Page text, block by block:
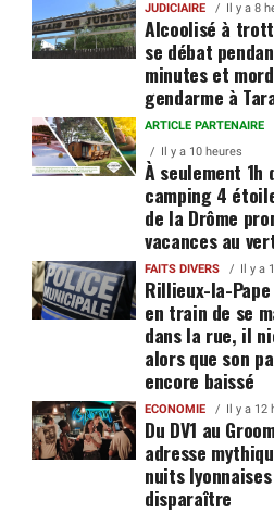
JUDICIAIRE Il y a 8
Alcoolisé à
se débat
minutes et
gendarme à
ARTICLE PARTENAIRE
Il y a 10 heures
À seulement 1h
camping 4
de la Drôme
vacances au
FAITS DIVERS Il y a
Rillieux-la-
en train de se
dans la rue, il
alors que son
encore baissé
ECONOMIE Il y a 12
Du DV1 au
adresse
nuits
disparaître